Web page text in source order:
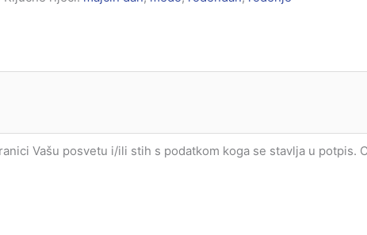
Vašu posvetu i/ili stih s podatkom koga se stavlja u potpis.